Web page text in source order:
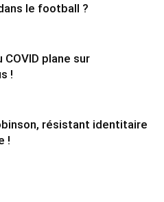
le football ?
COVID plane sur
!
résistant identitaire
!